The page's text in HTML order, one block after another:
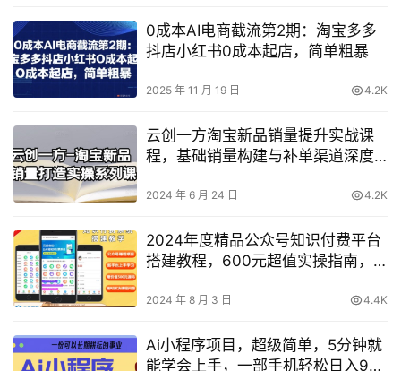
0成本AI电商截流第2期：淘宝多多
抖店小红书0成本起店，简单粗暴
2025 年 11 月 19 日 4.2K
云创一方淘宝新品销量提升实战课
程，基础销量构建与补单渠道深度
节补单渠道分析课程）
2024 年 6 月 24 日 4.2K
2024年度精品公众号知识付费平台
搭建教程，600元超值实操指南，
2024 年 8 月 3 日 4.4K
Ai小程序项目，超级简单，5分钟就
能学会上手，一部手机轻松日入9张